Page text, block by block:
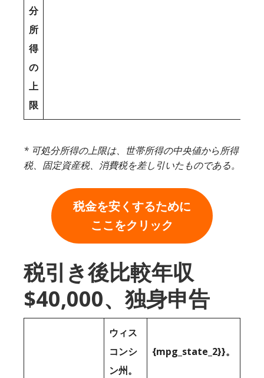
分
所
得
の
上
限
* 可処分所得の上限は、世帯所得の中央値から所得
税、固定資産税、消費税を差し引いたものである。
税金を安くするために
ここをクリック
税引き後比較年収
$40,000、独身申告
ウィス
コンシ
ン州。
{mpg_state_2}}。